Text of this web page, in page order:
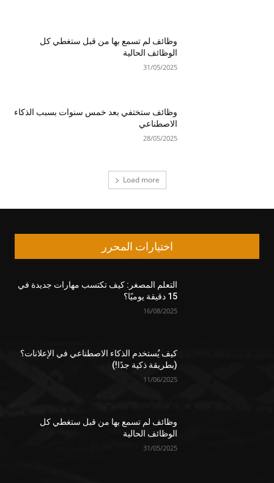
وظائف لم تسمع بها من قبل ستغطي كل
الوظائف الحالية
31/05/2025
وظائف ستختفي بعد خمس سنوات بسبب الذكاء
الاصطناعي
28/05/2025
Load more
اختيارات المحرر
التعلم المصغر: كيف تكتسب مهارات جديدة في
15 دقيقة يوميًا؟
16/08/2025
كيف يُستخدم الذكاء الاصطناعي في الإعلانات؟
(بطريقة ذكية جدًا!)
11/06/2025
وظائف لم تسمع بها من قبل ستغطي كل
الوظائف الحالية
31/05/2025